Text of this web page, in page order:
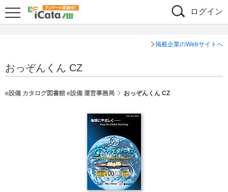
ログイン
掲載企業のWebサイトへ
おっぞんくん CZ
e設備 カタログ図書館 e設備 運営事務局 おっぞんくん CZ